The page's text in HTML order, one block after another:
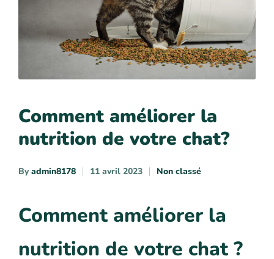
Comment améliorer la
nutrition de votre chat?
By admin8178 11 avril 2023 Non classé
Comment améliorer la
nutrition de votre chat ?